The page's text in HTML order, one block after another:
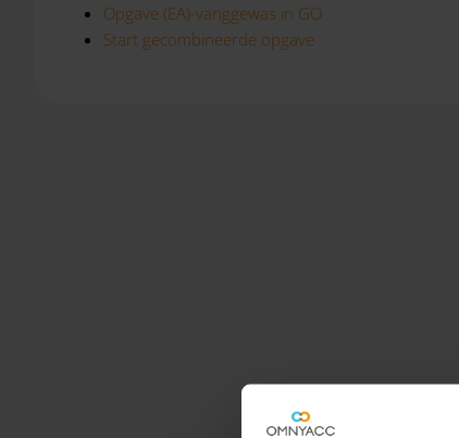
Opgave (EA)-vanggewas in GO
Start gecombineerde opgave